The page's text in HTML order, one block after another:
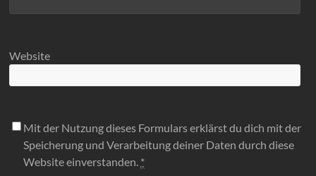
Website
Mit der Nutzung dieses Formulars erklärst du dich mit der
Speicherung und Verarbeitung deiner Daten durch diese
Website einverstanden. *